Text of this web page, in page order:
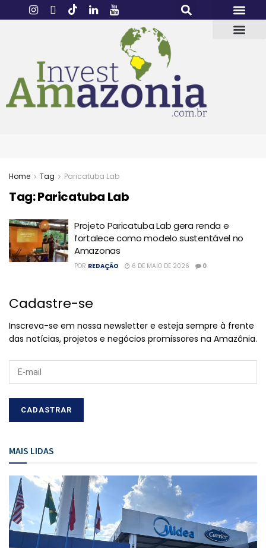
Home Tag Paricatuba Lab
Tag:Paricatuba Lab
Projeto Paricatuba Lab gera renda e
fortalece como modelo sustentável no
Amazonas
POR REDAÇÃO 6 DE MAIO DE 2026 0
Cadastre-se
Inscreva-se em nossa newsletter e esteja sempre à frente
das notícias, projetos e negócios promissores na Amazônia.
MAIS LIDAS